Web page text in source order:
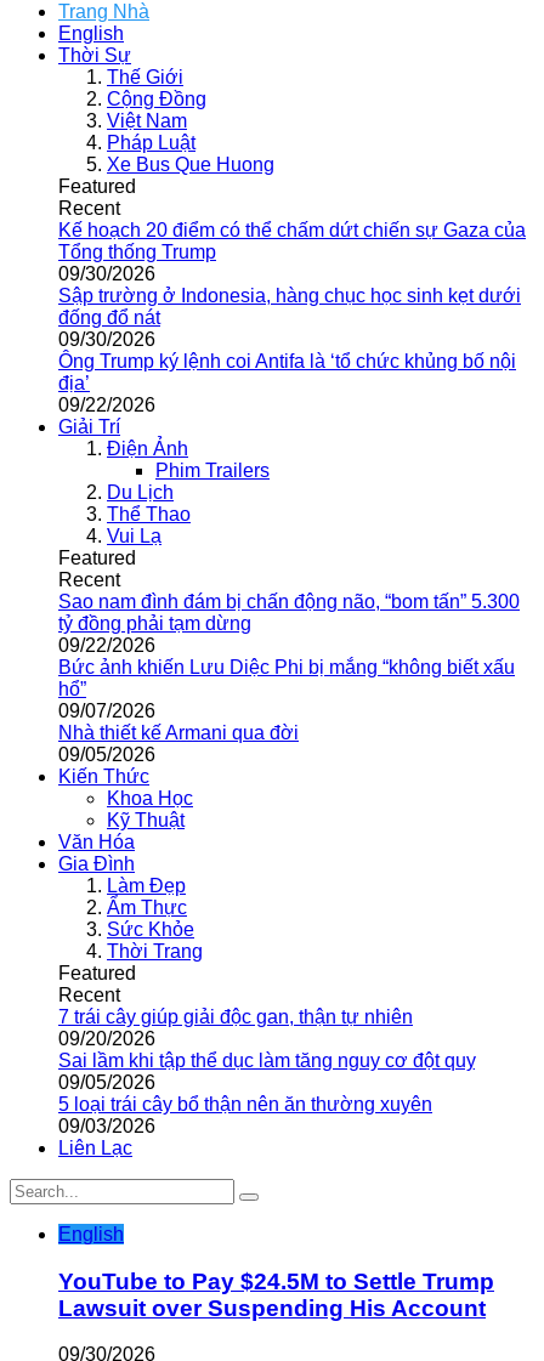
Trang Nhà
English
Thời Sự
Thế Giới
Cộng Đồng
Việt Nam
Pháp Luật
Xe Bus Que Huong
Featured
Recent
Kế hoạch 20 điểm có thể chấm dứt chiến sự Gaza của
Tổng thống Trump
09/30/2026
Sập trường ở Indonesia, hàng chục học sinh kẹt dưới
đống đổ nát
09/30/2026
Ông Trump ký lệnh coi Antifa là ‘tổ chức khủng bố nội
địa’
09/22/2026
Giải Trí
Điện Ảnh
Phim Trailers
Du Lịch
Thể Thao
Vui Lạ
Featured
Recent
Sao nam đình đám bị chấn động não, “bom tấn” 5.300
tỷ đồng phải tạm dừng
09/22/2026
Bức ảnh khiến Lưu Diệc Phi bị mắng “không biết xấu
hổ”
09/07/2026
Nhà thiết kế Armani qua đời
09/05/2026
Kiến Thức
Khoa Học
Kỹ Thuật
Văn Hóa
Gia Đình
Làm Đẹp
Ẩm Thực
Sức Khỏe
Thời Trang
Featured
Recent
7 trái cây giúp giải độc gan, thận tự nhiên
09/20/2026
Sai lầm khi tập thể dục làm tăng nguy cơ đột quỵ
09/05/2026
5 loại trái cây bổ thận nên ăn thường xuyên
09/03/2026
Liên Lạc
English
YouTube to Pay $24.5M to Settle Trump
Lawsuit over Suspending His Account
09/30/2026